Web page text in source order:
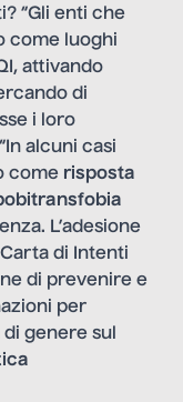
“Gli enti che
come luoghi
attivando
di
i loro
alcuni casi
come risposta
L’adesione
di Intenti
di prevenire e
per
genere sul